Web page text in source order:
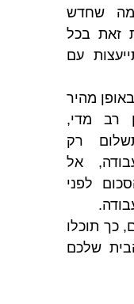
מה שחדש
זאת בכל
עם
מהיר
רב מדי,
רק
אל
לפני
כך תוכלו
שלכם